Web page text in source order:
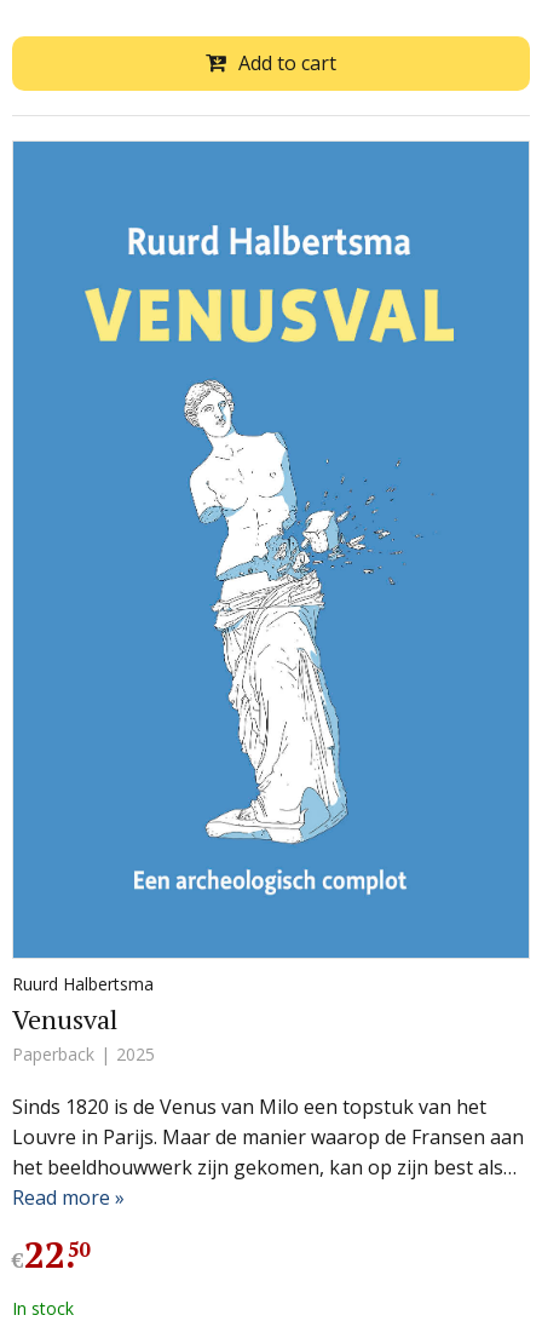
Add to cart
Ruurd Halbertsma
Venusval
Paperback 2025
Sinds 1820 is de Venus van Milo een topstuk van het
Louvre in Parijs. Maar de manier waarop de Fransen aan
het beeldhouwwerk zijn gekomen, kan op zijn best als…
Read more »
€22.
50
In stock